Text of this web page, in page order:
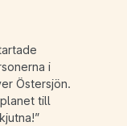
i
Östersjön.
till